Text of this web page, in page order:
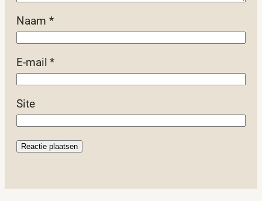
Naam *
E-mail*
Site